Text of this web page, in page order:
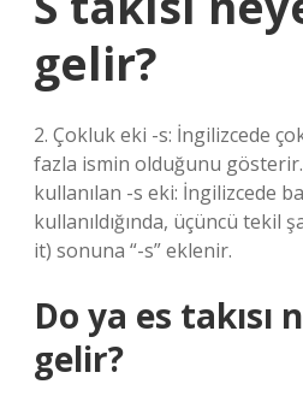
gelir?
2. Çokluk eki -s: İngilizcede
fazla ismin olduğunu
kullanılan -s eki: İngilizcede
kullanıldığında, üçüncü tekil
it) sonuna “-s” eklenir.
Do ya es takısı
gelir?